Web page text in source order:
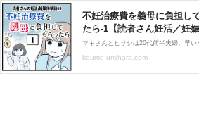
不妊治療費を義母に負担し
たら-1【読者さん妊活／妊
63】 : 妊活は忍活?!アラフ
治療体験記－その後－
koume-umihara.com